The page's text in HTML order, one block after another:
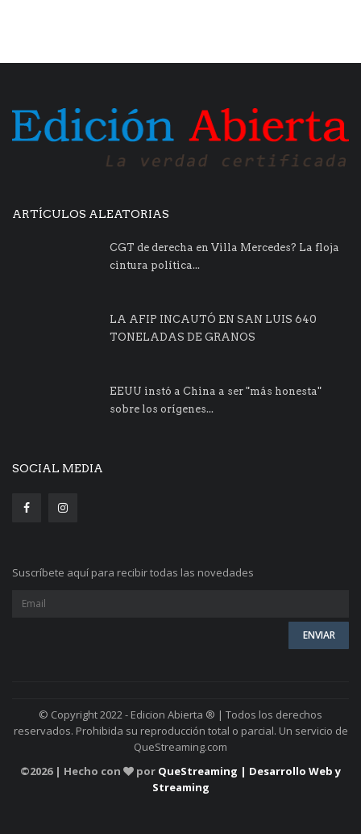
ARTÍCULOS ALEATORIAS
CGT de derecha en Villa Mercedes? La floja
cintura política...
LA AFIP INCAUTÓ EN SAN LUIS 640
TONELADAS DE GRANOS
EEUU instó a China a ser "más honesta"
sobre los orígenes...
SOCIAL MEDIA
Suscríbete aquí para recibir todas las novedades
© Copyright 2022 - Edicion Abierta ® | Todos los derechos
reservados. Prohibida su reproducción total o parcial. Un servicio de
QueStreaming.com
©2026 | Hecho con por QueStreaming | Desarrollo Web y
Streaming